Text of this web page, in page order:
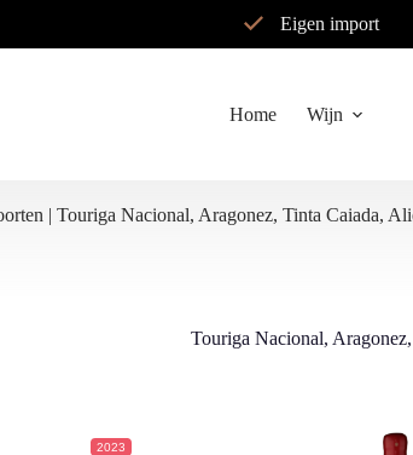
Eigen import
Home Wijn
| Touriga Nacional, Aragonez, Tinta Caiada,
Touriga Nacional,
2023